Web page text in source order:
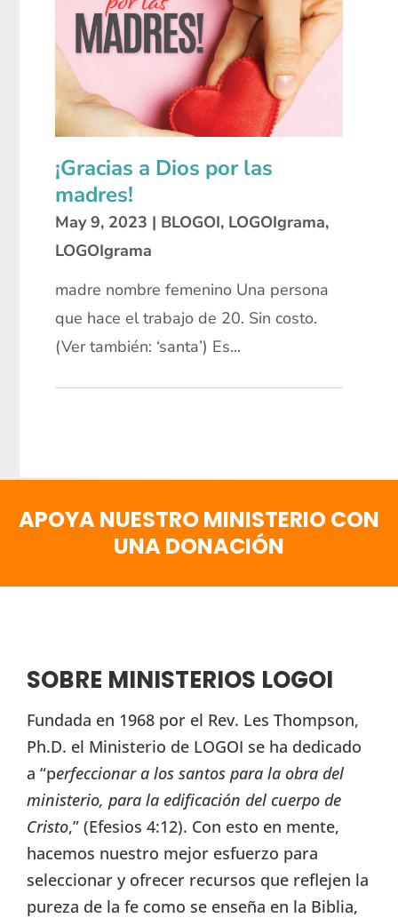
¡Gracias a Dios por las
madres!
May 9, 2023 | BLOGOI, LOGOIgrama,
LOGOIgrama
madre nombre femenino Una persona
que hace el trabajo de 20. Sin costo.
(Ver también: ‘santa’) Es...
APOYA NUESTRO MINISTERIO CON
UNA DONACIÓN
SOBRE MINISTERIOS LOGOI
Fundada en 1968 por el Rev. Les Thompson,
Ph.D. el Ministerio de LOGOI se ha dedicado
a “perfeccionar a los santos para la obra del
ministerio, para la edificación del cuerpo de
Cristo,” (Efesios 4:12). Con esto en mente,
hacemos nuestro mejor esfuerzo para
seleccionar y ofrecer recursos que reflejen la
pureza de la fe como se enseña en la Biblia,